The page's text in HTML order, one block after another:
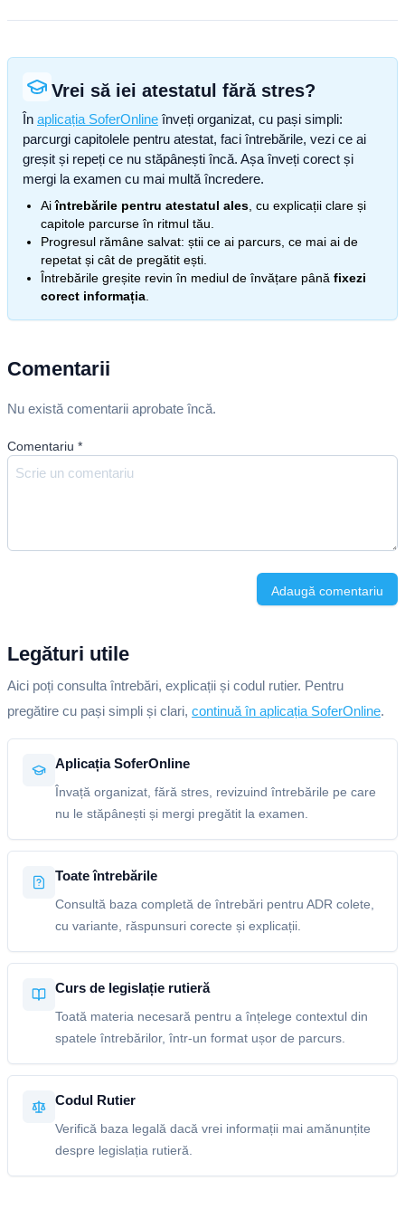
Vrei să iei atestatul fără stres?
În aplicația SoferOnline înveți organizat, cu pași simpli:
parcurgi capitolele pentru atestat, faci întrebările, vezi ce ai
greșit și repeți ce nu stăpânești încă. Așa înveți corect și
mergi la examen cu mai multă încredere.
Aiîntrebările pentru atestatul ales , cu explicații clare și
capitole parcurse în ritmul tău.
Progresul rămâne salvat: știi ce ai parcurs, ce mai ai de
repetat și cât de pregătit ești.
Întrebările greșite revin în mediul de învățare până fixezi
corect informația
Comentarii
Nu există comentarii aprobate încă.
Comentariu *
Adaugă comentariu
Legături utile
Aici poți consulta întrebări, explicații și codul rutier. Pentru
pregătire cu pași simpli și clari, continuă în aplicația SoferOnline.
Aplicația SoferOnline
Învață organizat, fără stres, revizuind întrebările pe care
nu le stăpânești și mergi pregătit la examen.
Toate întrebările
Consultă baza completă de întrebări pentru ADR colete,
cu variante, răspunsuri corecte și explicații.
Curs de legislație rutieră
Toată materia necesară pentru a înțelege contextul din
spatele întrebărilor, într-un format ușor de parcurs.
Codul Rutier
Verifică baza legală dacă vrei informații mai amănunțite
despre legislația rutieră.